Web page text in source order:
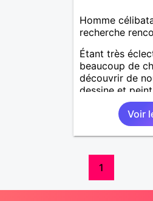
Homme
recherche
Étant très
beaucoup de
découvrir de
dessine et
tattoo aussi
Nature et
ces chichis .
sans tabou
😁a très vite
Voir
1